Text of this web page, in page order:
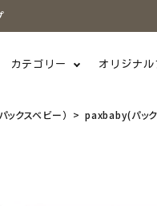
カテゴリー オリジナル
クスベビー） paxbaby(パッ